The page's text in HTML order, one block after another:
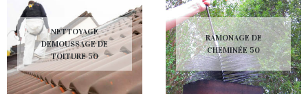
NETTOYAGE
DEMOUSSAGE DE
TOITURE 50
RAMONAGE DE
CHEMINÉE 50